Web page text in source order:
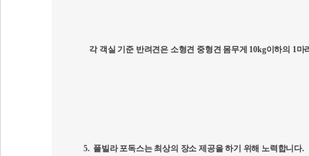
각 객실 기준 반려견은 소형견 중형견 몸무게 10kg이하의 1마
5. 풀빌라 포독스는 최상의 장소 제공을 하기 위해 노력합니다.